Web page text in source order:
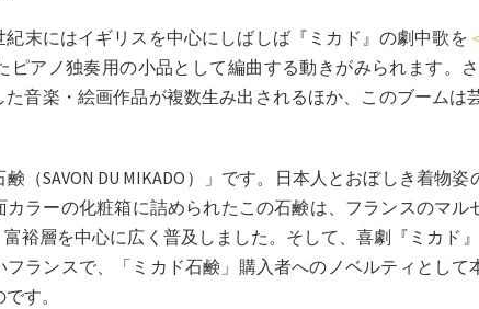
末にはイギリスを中心にしばしば『ミカド』の劇中歌を
ピアノ独奏用の小品として編曲する動きがみられます。
音楽・絵画作品が複数生み出されるほか、このブーム
SAVON DU MIKADO）」です。日本人とおぼしき着物
ラーの化粧箱に詰められたこの石鹸は、フランスのマル
裕層を中心に広く普及しました。そして、喜劇『ミカド
ランスで、「ミカド石鹸」購入者へのノベルティとして
す。